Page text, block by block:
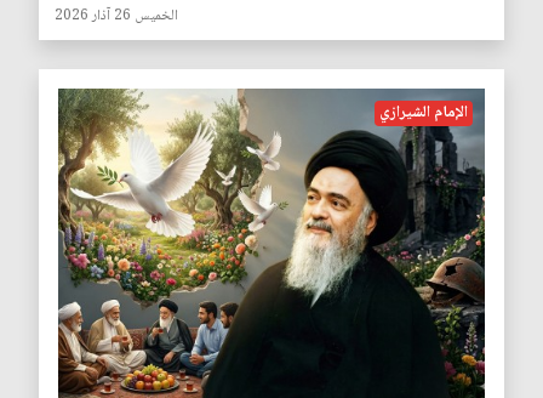
الخميس 26 آذار 2026
الإمام الشيرازي